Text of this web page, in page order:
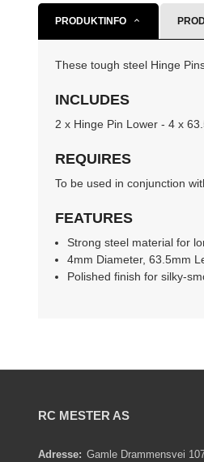
PRODUKTINFO
These tough steel Hinge
INCLUDES
2 x Hinge Pin Lower - 4 x
REQUIRES
To be used in conjunction
FEATURES
Strong steel material for
4mm Diameter, 63.5mm
Polished finish for silky-
RC MESTER AS
Adresse: Gamle Drammensvei